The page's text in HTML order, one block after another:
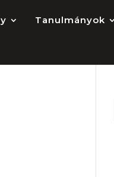
Tanulmányok